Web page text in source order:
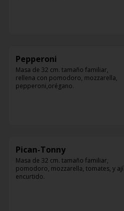
Pepperoni
Masa de 32 cm. tamaño familiar,
rellena con pomodoro, mozzarella,
pepperoni,orégano.
Pican-Tonny
Masa de 32 cm. tamaño familiar,
pomodoro, mozzarella, tomates, y ají
encurtido.